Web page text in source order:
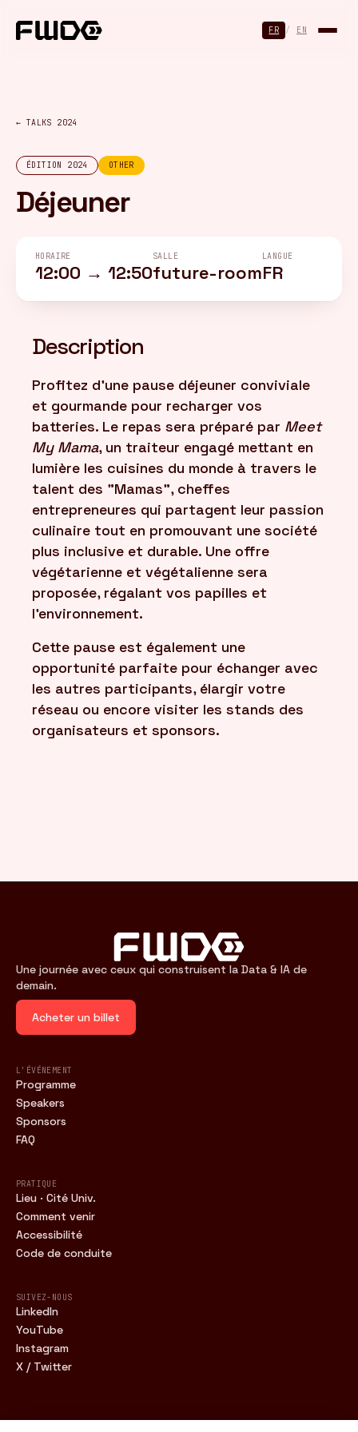
FR / EN
/ EN
← TALKS 2024
ÉDITION 2024 OTHER
Déjeuner
HORAIRE
12:00 → 12:50
SALLE
future-room
LANGUE
FR
Description
Profitez d'une pause déjeuner conviviale
et gourmande pour recharger vos
batteries. Le repas sera préparé par Meet
My Mama, un traiteur engagé mettant en
lumière les cuisines du monde à travers le
talent des "Mamas", cheffes
entrepreneures qui partagent leur passion
culinaire tout en promouvant une société
plus inclusive et durable. Une offre
végétarienne et végétalienne sera
proposée, régalant vos papilles et
l'environnement.
Cette pause est également une
opportunité parfaite pour échanger avec
les autres participants, élargir votre
réseau ou encore visiter les stands des
organisateurs et sponsors.
Une journée avec ceux qui construisent la Data & IA de
demain.
Acheter un billet
L'ÉVÉNEMENT
Programme
Speakers
Sponsors
FAQ
PRATIQUE
Lieu · Cité Univ.
Comment venir
Accessibilité
Code de conduite
SUIVEZ-NOUS
LinkedIn
YouTube
Instagram
X / Twitter